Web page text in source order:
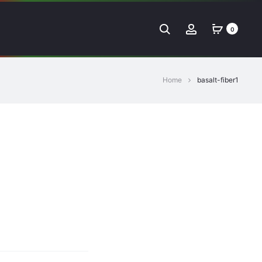
Search Account 0
Home basalt-fiber1